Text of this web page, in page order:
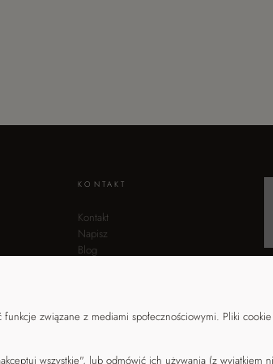
KONTAKT
Kontakt
Napisz
Blog
związane z mediami społecznościowymi. Pliki
wszystkie", lub odmówić ich używania (z wyjątkiem